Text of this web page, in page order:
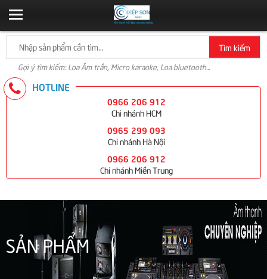
Tìm kiếm
Gợi ý tìm kiếm: Loa Âm trần, Micro karaoke, Loa bluetooth...
HOTLINE
0966 206 912
Chi nhánh HCM
0965 299 093
Chi nhánh Hà Nội
0966 206 912
Chi nhánh Miền Trung
SẢN PHẨM